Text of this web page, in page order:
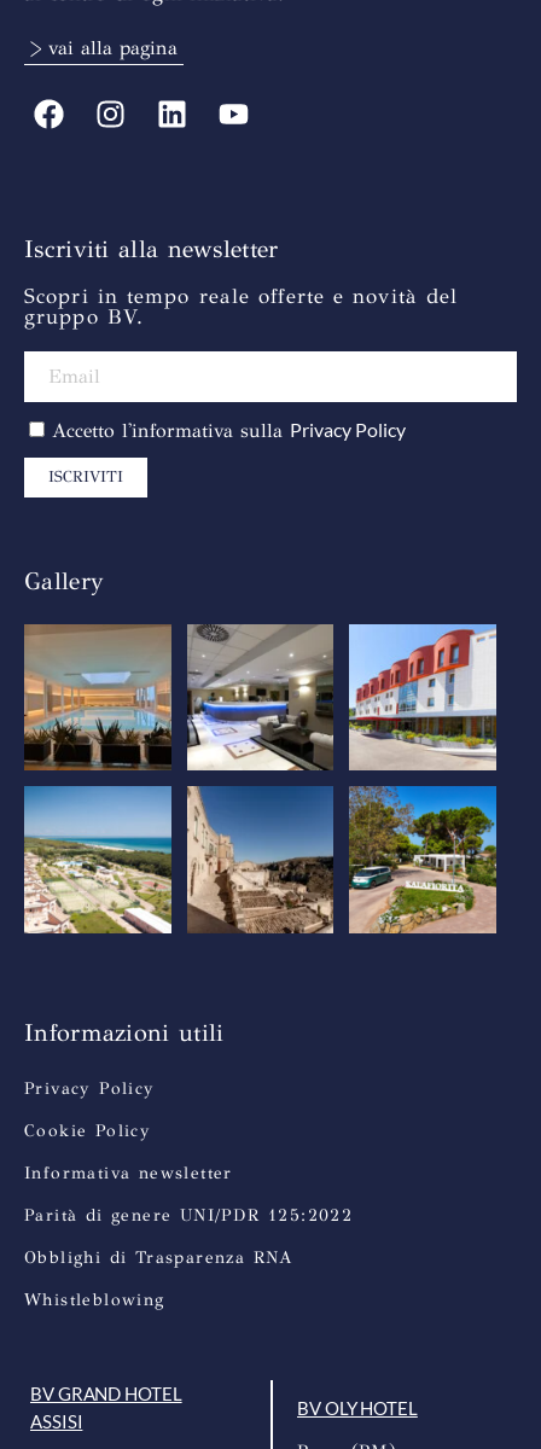
> vai alla pagina
Iscriviti alla newsletter
Scopri in tempo reale offerte e novità del
gruppo BV.
Accetto l'informativa sulla Privacy Policy
ISCRIVITI
Gallery
Informazioni utili
Privacy Policy
Cookie Policy
Informativa newsletter
Parità di genere UNI/PDR 125:2022
Obblighi di Trasparenza RNA
Whistleblowing
BV GRAND HOTEL
ASSISI
BV OLY HOTEL